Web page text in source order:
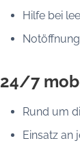
Hilfe bei
24/7
Rund um
Einsatz an